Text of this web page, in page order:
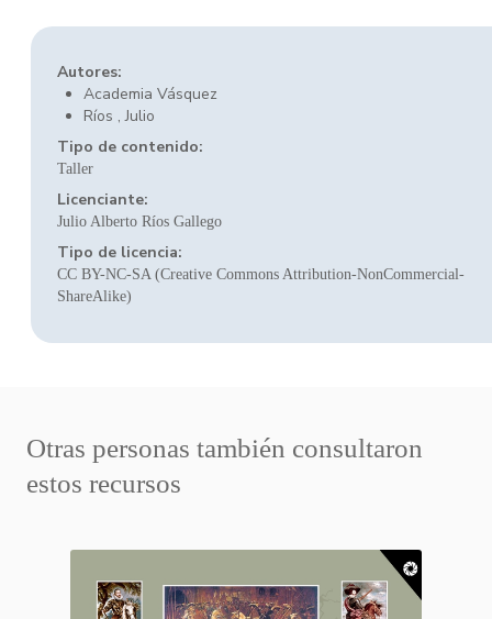
Autores:
Academia Vásquez
Ríos , Julio
Tipo de contenido:
Taller
Licenciante:
Julio Alberto Ríos Gallego
Tipo de licencia:
CC BY-NC-SA (Creative Commons Attribution-NonCommercial-
ShareAlike)
Otras personas también consultaron
estos recursos